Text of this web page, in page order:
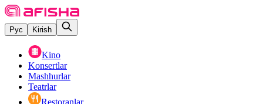
Рус Kirish
Kino
Konsertlar
Mashhurlar
Teatrlar
Restoranlar